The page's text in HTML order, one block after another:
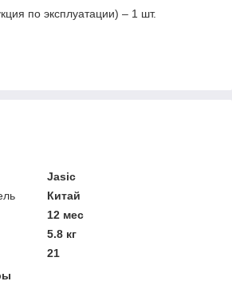
по эксплуатации) – 1 шт.
Jasic
Китай
12 мес
5.8 кг
21